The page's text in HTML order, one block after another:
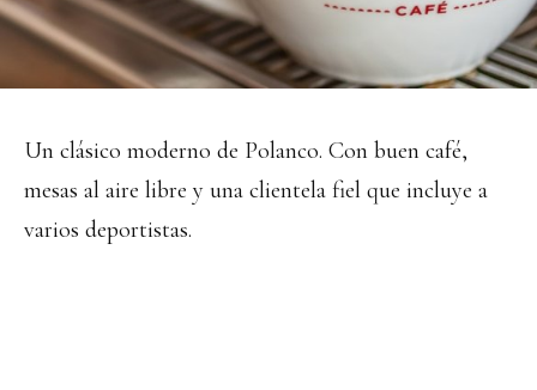
Un clásico moderno de Polanco. Con buen café,
mesas al aire libre y una clientela fiel que incluye a
varios deportistas.